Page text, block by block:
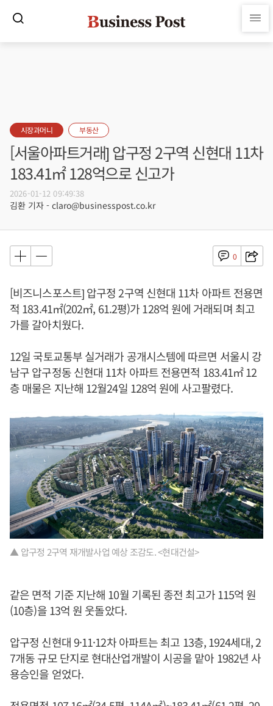
시장과머니 부동산
[서울아파트거래] 압구정 2구역 신현대 11차
183.41㎡ 128억으로 신고가
2026-01-12 09:49:38
김환 기자 - claro@businesspost.co.kr
0
[비즈니스포스트] 압구정 2구역 신현대 11차 아파트 전용면
적 183.41㎡(202㎡, 61.2평)가 128억 원에 거래되며 최고
가를 갈아치웠다.
12일 국토교통부 실거래가 공개시스템에 따르면 서울시 강
남구 압구정동 신현대 11차 아파트 전용면적 183.41㎡ 12
층 매물은 지난해 12월24일 128억 원에 사고팔렸다.
▲ 압구정 2구역 재개발사업 예상 조감도. <현대건설>
같은 면적 기준 지난해 10월 기록된 종전 최고가 115억 원
(10층)을 13억 원 웃돌았다.
압구정 신현대 9·11·12차 아파트는 최고 13층, 1924세대, 2
7개동 규모 단지로 현대산업개발이 시공을 맡아 1982년 사
용승인을 얻었다.